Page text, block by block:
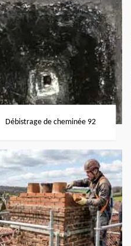
Débistrage de cheminée 92